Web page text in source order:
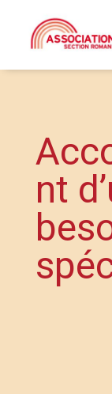
nt